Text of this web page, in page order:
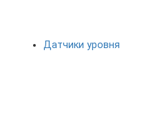
Датчики уровня